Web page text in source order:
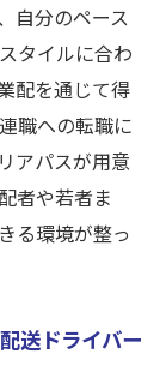
った企業配
フト制
配送の魅力
キャリアを
ステップ
自分のペース
タイルに合わ
配を通じて得
職への転職に
アパスが用意
者や若者ま
る環境が整っ
送ドライバー